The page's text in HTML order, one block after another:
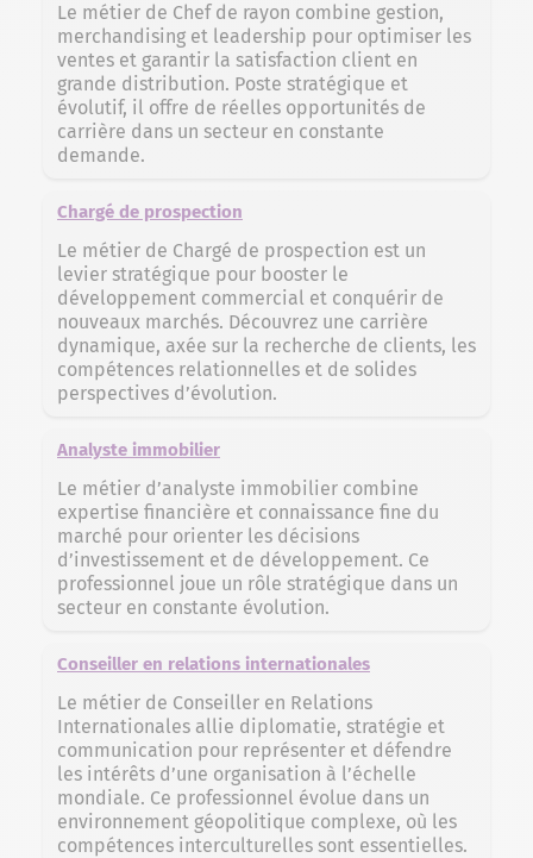
Le métier de Chef de rayon combine gestion,
merchandising et leadership pour optimiser les
ventes et garantir la satisfaction client en
grande distribution. Poste stratégique et
évolutif, il offre de réelles opportunités de
carrière dans un secteur en constante
demande.
Chargé de prospection
Le métier de Chargé de prospection est un
levier stratégique pour booster le
développement commercial et conquérir de
nouveaux marchés. Découvrez une carrière
dynamique, axée sur la recherche de clients, les
compétences relationnelles et de solides
perspectives d’évolution.
Analyste immobilier
Le métier d’analyste immobilier combine
expertise financière et connaissance fine du
marché pour orienter les décisions
d’investissement et de développement. Ce
professionnel joue un rôle stratégique dans un
secteur en constante évolution.
Conseiller en relations internationales
Le métier de Conseiller en Relations
Internationales allie diplomatie, stratégie et
communication pour représenter et défendre
les intérêts d’une organisation à l’échelle
mondiale. Ce professionnel évolue dans un
environnement géopolitique complexe, où les
compétences interculturelles sont essentielles.